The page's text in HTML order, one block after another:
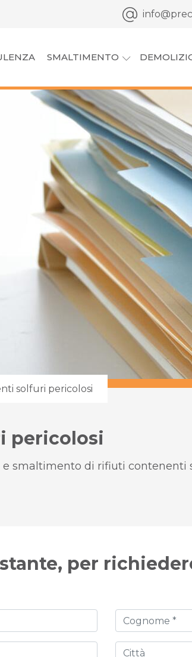
SMALTIMENTO
solfuri pericolosi
pericolosi
smaltimento di rifiuti contenenti
per
Cognome
Città